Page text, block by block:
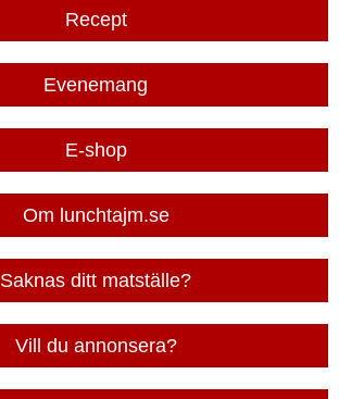
Recept
Evenemang
E-shop
Om lunchtajm.se
Saknas ditt matställe?
Vill du annonsera?